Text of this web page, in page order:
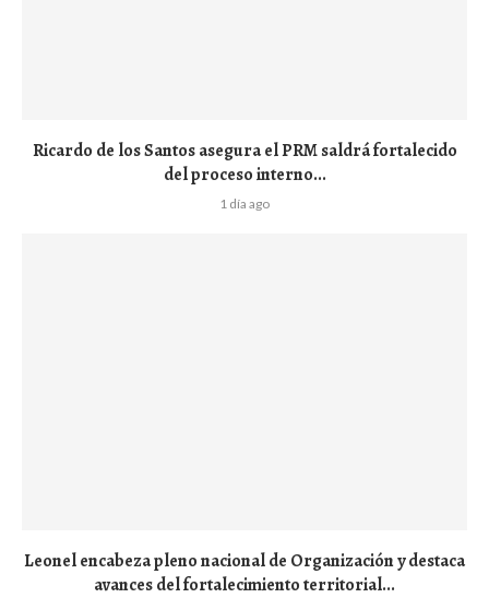
Ricardo de los Santos asegura el PRM saldrá fortalecido
del proceso interno...
1 día ago
Leonel encabeza pleno nacional de Organización y destaca
avances del fortalecimiento territorial...